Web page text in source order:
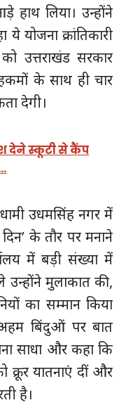
लिया। उन्होंने
योजना क्रांतिकारी
उत्तराखंड सरकार
के साथ ही चार
देगी।
देने स्कूटी से कैंप
उधमसिंह नगर में
के तौर पर मनाने
में बड़ी संख्या में
मुलाकात की,
का सम्मान किया
बिंदुओं पर बात
साधा और कहा कि
क्रूर यातनाएं दीं और
है।